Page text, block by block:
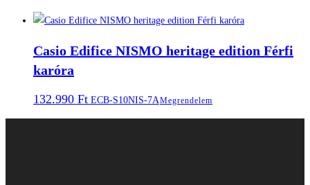
Casio Edifice NISMO heritage edition Férfi
karóra
132.990 Ft ECB-S10NIS-7AMegrendelem